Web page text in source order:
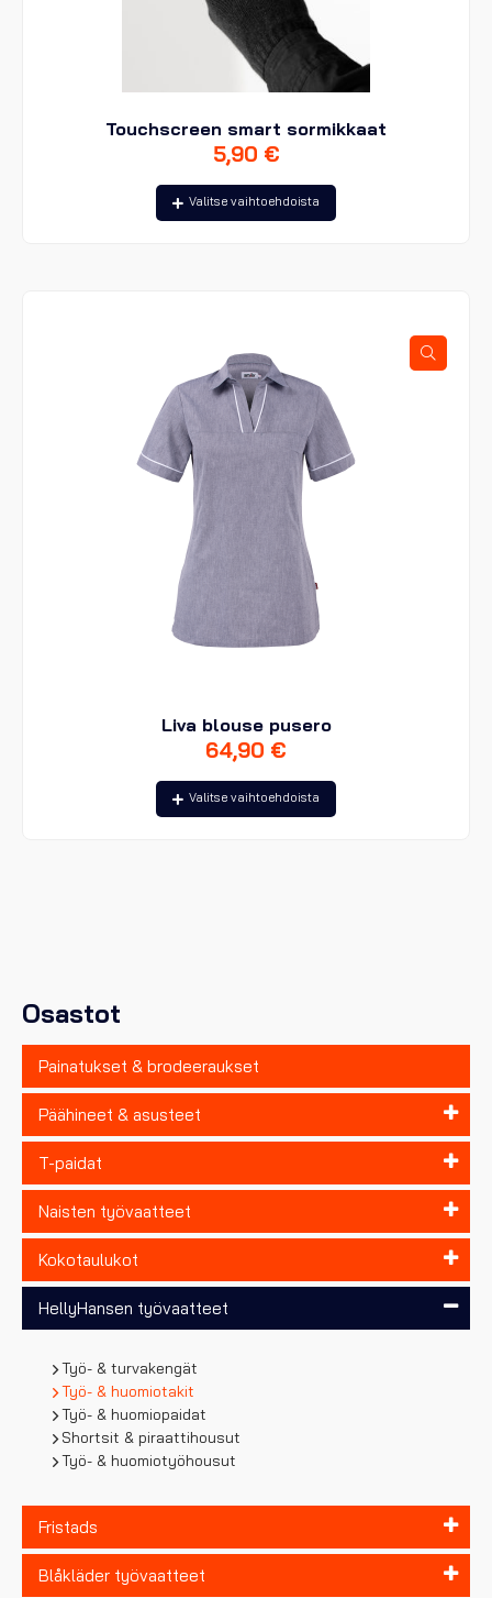
Osastot
Painatukset & brodeeraukset
Päähineet & asusteet
T-paidat
Naisten työvaatteet
Kokotaulukot
HellyHansen työvaatteet
Työ- & turvakengät
Työ- & huomiotakit
Työ- & huomiopaidat
Shortsit & piraattihousut
Työ- & huomiotyöhousut
Fristads
Blåkläder työvaatteet
Touchscreen smart sormikkaat
5,90 €
Valitse vaihtoehdoista
Tällä
tuotteella
Liva blouse pusero
64,90 €
Valitse vaihtoehdoista
Tällä
tuotteella